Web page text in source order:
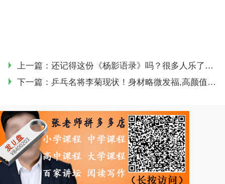
上一篇： 还记得这份《杨影语录》吗？很多人乐了，收集的人真是有心了！
下一篇： 乒乓名将李菊现状！身材略微发福,高颜值奥运冠军，任高校副院长